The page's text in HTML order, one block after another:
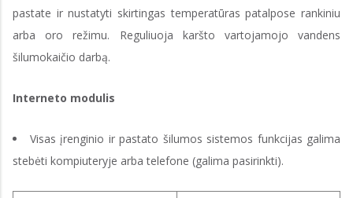
pastate ir nustatyti skirtingas temperatūras patalpose rankiniu
arba oro režimu. Reguliuoja karšto vartojamojo vandens
šilumokaičio darbą.
Interneto modulis
Visas įrenginio ir pastato šilumos sistemos funkcijas galima
stebėti kompiuteryje arba telefone (galima pasirinkti).